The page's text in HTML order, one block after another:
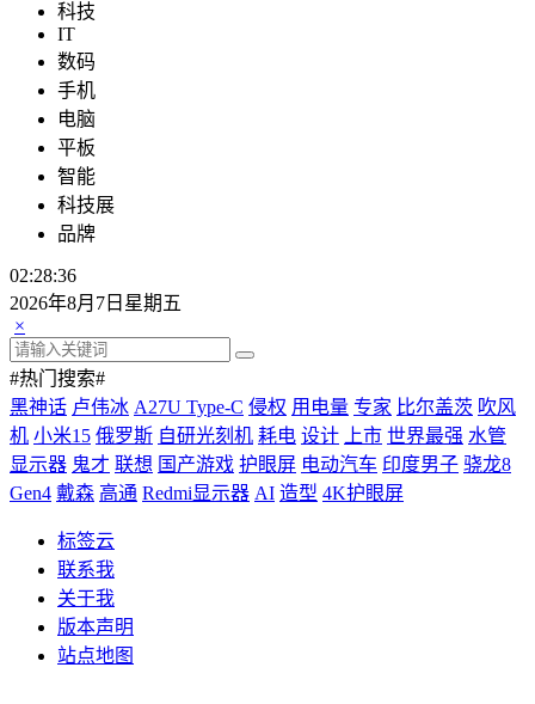
科技
IT
数码
手机
电脑
平板
智能
科技展
品牌
02:28:37
2026年8月7日星期五
×
#热门搜索#
黑神话 卢伟冰 A27U Type-C 侵权 用电量 专家 比尔盖茨 吹风
机 小米15 俄罗斯 自研光刻机 耗电 设计 上市 世界最强 水管
显示器 鬼才 联想 国产游戏 护眼屏 电动汽车 印度男子 骁龙8
Gen4 戴森 高通 Redmi显示器 AI 造型 4K护眼屏
标签云
联系我
关于我
版本声明
站点地图